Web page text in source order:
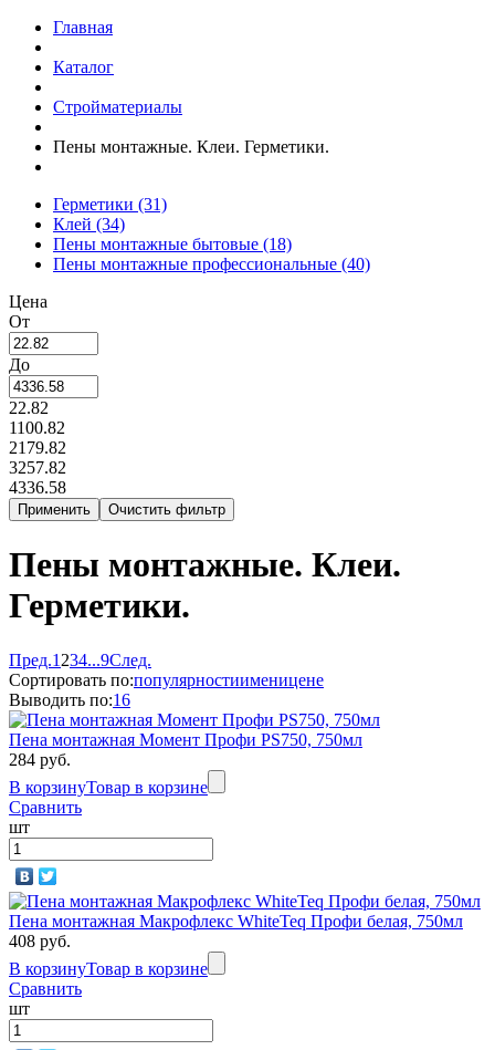
Главная
Каталог
Стройматериалы
Пены монтажные. Клеи. Герметики.
Герметики (31)
Клей (34)
Пены монтажные бытовые (18)
Пены монтажные профессиональные (40)
Цена
От
До
22.82
1100.82
2179.82
3257.82
4336.58
Пены монтажные. Клеи.
Герметики.
Пред.1 234...9След.
Сортировать по:популярностиименицене
Выводить по:16
Пена монтажная Момент Профи PS750, 750мл
284 руб.
В корзинуТовар в корзине
Сравнить
шт
Пена монтажная Макрофлекс WhiteTeq Профи белая, 750мл
408 руб.
В корзинуТовар в корзине
Сравнить
шт